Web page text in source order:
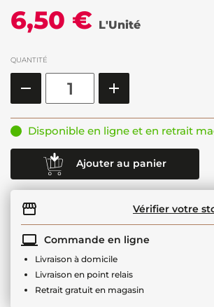
6,50 € L'Unité
QUANTITÉ
Disponible en ligne et en retrait
Ajouter au panier
Vérifier votre
Commande en ligne
Livraison à domicile
Livraison en point relais
Retrait gratuit en magasin